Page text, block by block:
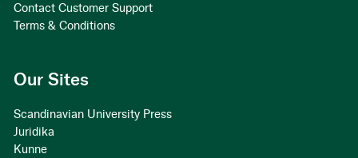
Contact Customer Support
Terms & Conditions
Our Sites
Scandinavian University Press
Juridika
Kunne